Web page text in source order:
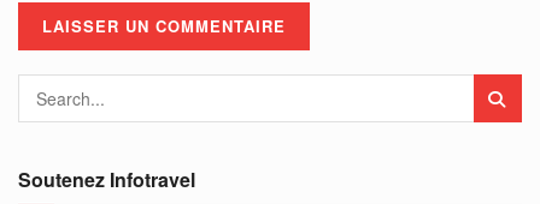
Soutenez Infotravel